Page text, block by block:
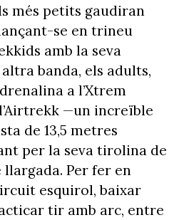
més petits gaudiran
se en trineu
amb la seva
banda, els adults,
a l’Xtrem
—un increïble
de 13,5 metres
per la seva tirolina de
llargada. Per fer en
esquirol, baixar
tir amb arc, entre